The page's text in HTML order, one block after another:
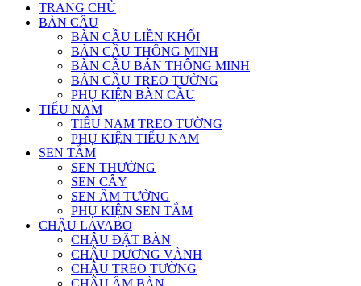
TRANG CHỦ
BÀN CẦU
BÀN CẦU LIỀN KHỐI
BÀN CẦU THÔNG MINH
BÀN CẦU BÁN THÔNG MINH
BÀN CẦU TREO TƯỜNG
PHỤ KIỆN BÀN CẦU
TIỂU NAM
TIỂU NAM TREO TƯỜNG
PHỤ KIỆN TIỂU NAM
SEN TẮM
SEN THƯỜNG
SEN CÂY
SEN ÂM TƯỜNG
PHỤ KIỆN SEN TẮM
CHẬU LAVABO
CHẬU ĐẶT BÀN
CHẬU DƯƠNG VÀNH
CHẬU TREO TƯỜNG